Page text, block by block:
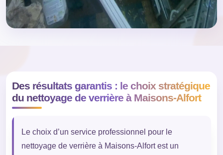
Des résultats garantis : le choix stratégique
du nettoyage de verrière à Maisons-Alfort
Le choix d’un service professionnel pour le
nettoyage de verrière à Maisons-Alfort est un